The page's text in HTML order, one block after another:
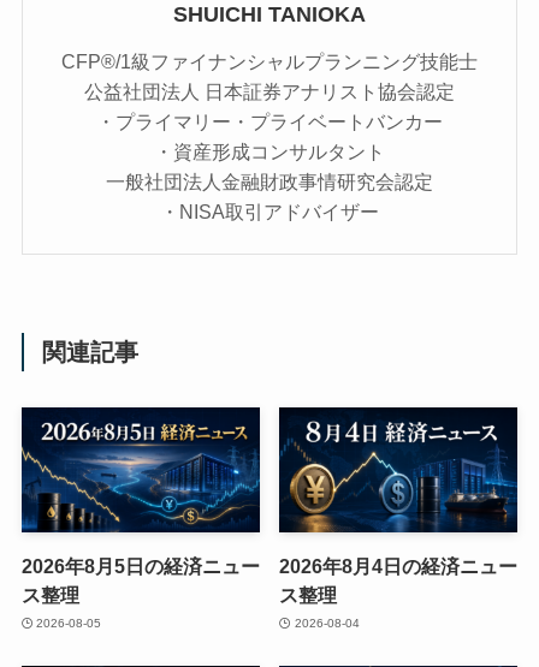
SHUICHI TANIOKA
CFP®/1級ファイナンシャルプランニング技能士
公益社団法人 日本証券アナリスト協会認定
・プライマリー・プライベートバンカー
・資産形成コンサルタント
一般社団法人金融財政事情研究会認定
・NISA取引アドバイザー
関連記事
2026年8月5日の経済ニュー
ス整理
2026-08-05
2026年8月4日の経済ニュー
ス整理
2026-08-04